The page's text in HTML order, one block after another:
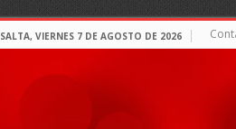
SALTA, VIERNES 7 DE AGOSTO DE 2026